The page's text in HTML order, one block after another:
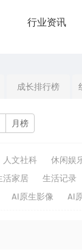
行业资讯
成长排行榜
月榜
人文社科
休闲娱
活家居
生活记录
AI原生影像 AI